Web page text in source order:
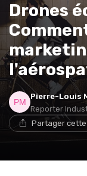
Drones
Pierre-Louis
Reporter
Partager